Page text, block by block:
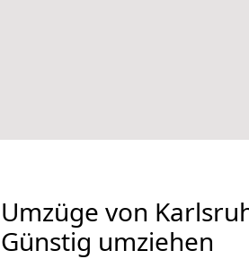
Umzüge von
Günstig umziehen